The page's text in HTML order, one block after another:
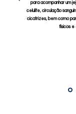
para acompanhar um
celulite, circulação
cicatrizes, bem como
físicos e